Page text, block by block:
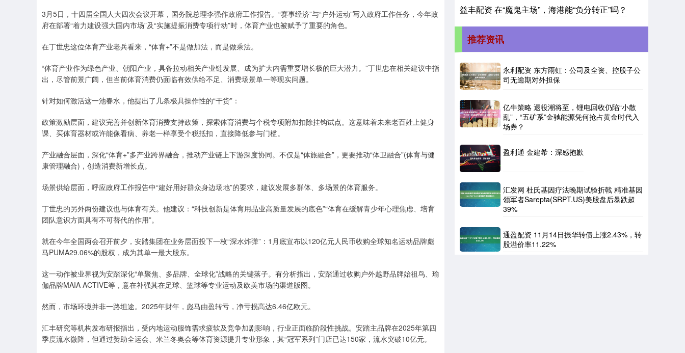
3月5日，十四届全国人大四次会议开幕，国务院总理李强作政府工作报告。“赛事经济”与“户外运动”写入政府工作任务，今年政
府在部署“着力建设强大国内市场”及“实施提振消费专项行动”时，体育产业也被赋予了重要的角色。
在丁世忠这位体育产业老兵看来，“体育+”不是做加法，而是做乘法。
“体育产业作为绿色产业、朝阳产业，具备拉动相关产业链发展、成为扩大内需重要增长极的巨大潜力。”丁世忠在相关建议中指
出，尽管前景广阔，但当前体育消费仍面临有效供给不足、消费场景单一等现实问题。
针对如何激活这一池春水，他提出了几条极具操作性的“干货”：
政策激励层面，建议完善并创新体育消费支持政策，探索体育消费与个税专项附加扣除挂钩试点。这意味着未来老百姓上健身
课、买体育器材或许能像看病、养老一样享受个税抵扣，直接降低参与门槛。
产业融合层面，深化“体育+”多产业跨界融合，推动产业链上下游深度协同。不仅是“体旅融合”，更要推动“体卫融合”(体育与健
康管理融合)，创造消费新增长点。
场景供给层面，呼应政府工作报告中“建好用好群众身边场地”的要求，建议发展多群体、多场景的体育服务。
丁世忠的另外两份建议也与体育有关。他建议：“科技创新是体育用品业高质量发展的底色”“体育在缓解青少年心理焦虑、培育
团队意识方面具有不可替代的作用”。
就在今年全国两会召开前夕，安踏集团在业务层面投下一枚“深水炸弹”：1月底宣布以120亿元人民币收购全球知名运动品牌彪
马PUMA29.06%的股权，成为其单一最大股东。
这一动作被业界视为安踏深化“单聚焦、多品牌、全球化”战略的关键落子。有分析指出，安踏通过收购户外越野品牌始祖鸟、瑜
伽品牌MAIA ACTIVE等，意在补强其在足球、篮球等专业运动及欧美市场的渠道版图。
然而，市场环境并非一路坦途。2025年财年，彪马由盈转亏，净亏损高达6.46亿欧元。
汇丰研究等机构发布研报指出，受内地运动服饰需求疲软及竞争加剧影响，行业正面临阶段性挑战。安踏主品牌在2025年第四
季度流水微降，但通过赞助全运会、米兰冬奥会等体育资源提升专业形象，其“冠军系列”门店已达150家，流水突破10亿元。
益丰配资 在“魔鬼主场”，海港能“负分转正”吗？
推荐资讯
永利配资 东方雨虹：公司及全资、控股子公
司无逾期对外担保
亿牛策略 退役潮将至，锂电回收仍陷“小散
乱”，“五矿系”金驰能源凭何抢占黄金时代入
场券？
盈利通 金建希：深感抱歉
汇发网 杜氏基因疗法晚期试验折戟 精准基因
领军者Sarepta(SRPT.US)美股盘后暴跌超
39%
通盈配资 11月14日振华转债上涨2.43%，转
股溢价率11.22%